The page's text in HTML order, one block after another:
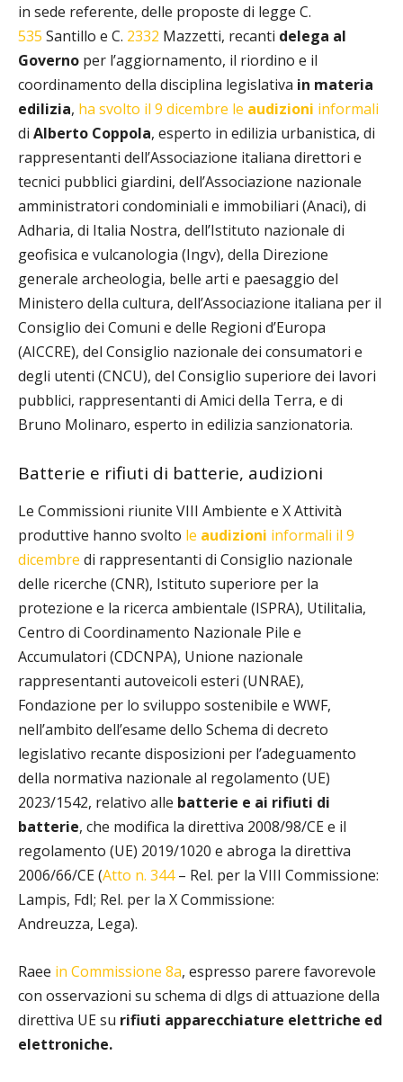
in sede referente, delle proposte di legge C.
535 Santillo e C. 2332 Mazzetti, recanti delega al
Governo per l’aggiornamento, il riordino e il
coordinamento della disciplina legislativa in materia
edilizia, ha svolto il 9 dicembre le audizioni informali
di Alberto Coppola, esperto in edilizia urbanistica, di
rappresentanti dell’Associazione italiana direttori e
tecnici pubblici giardini, dell’Associazione nazionale
amministratori condominiali e immobiliari (Anaci), di
Adharia, di Italia Nostra, dell’Istituto nazionale di
geofisica e vulcanologia (Ingv), della Direzione
generale archeologia, belle arti e paesaggio del
Ministero della cultura, dell’Associazione italiana per il
Consiglio dei Comuni e delle Regioni d’Europa
(AICCRE), del Consiglio nazionale dei consumatori e
degli utenti (CNCU), del Consiglio superiore dei lavori
pubblici, rappresentanti di Amici della Terra, e di
Bruno Molinaro, esperto in edilizia sanzionatoria.
Batterie e rifiuti di batterie, audizioni
Le Commissioni riunite VIII Ambiente e X Attività
produttive hanno svolto le audizioni informali il 9
dicembre di rappresentanti di Consiglio nazionale
delle ricerche (CNR), Istituto superiore per la
protezione e la ricerca ambientale (ISPRA), Utilitalia,
Centro di Coordinamento Nazionale Pile e
Accumulatori (CDCNPA), Unione nazionale
rappresentanti autoveicoli esteri (UNRAE),
Fondazione per lo sviluppo sostenibile e WWF,
nell’ambito dell’esame dello Schema di decreto
legislativo recante disposizioni per l’adeguamento
della normativa nazionale al regolamento (UE)
2023/1542, relativo alle batterie e ai rifiuti di
batterie, che modifica la direttiva 2008/98/CE e il
regolamento (UE) 2019/1020 e abroga la direttiva
2006/66/CE (Atto n. 344– Rel. per la VIII Commissione:
Lampis, FdI; Rel. per la X Commissione:
Andreuzza, Lega).
Raee in Commissione 8a, espresso parere favorevole
con osservazioni su schema di dlgs di attuazione della
direttiva UEsu rifiuti apparecchiature elettriche ed
elettroniche.